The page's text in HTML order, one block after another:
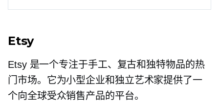
Etsy
Etsy 是一个专注于手工、复古和独特物品的热
门市场。它为小型企业和独立艺术家提供了一
个向全球受众销售产品的平台。